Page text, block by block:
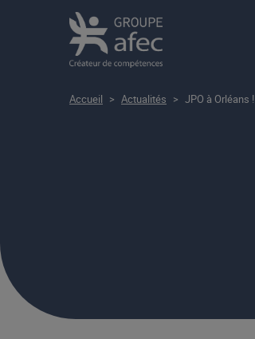
Accueil > Actualités > JPO à Orléans !